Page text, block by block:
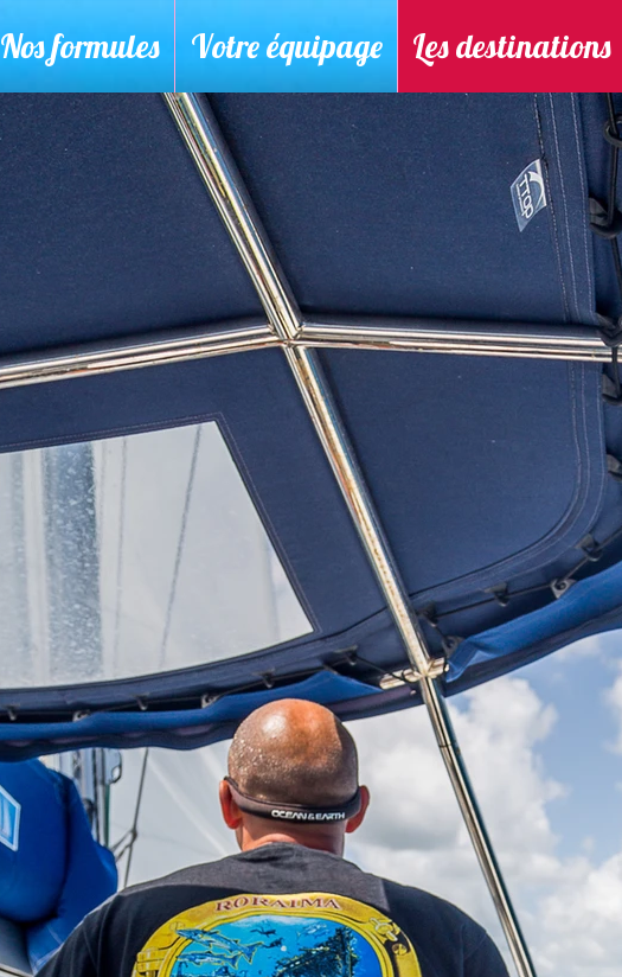
Nos formules Votre équipage Les destinations